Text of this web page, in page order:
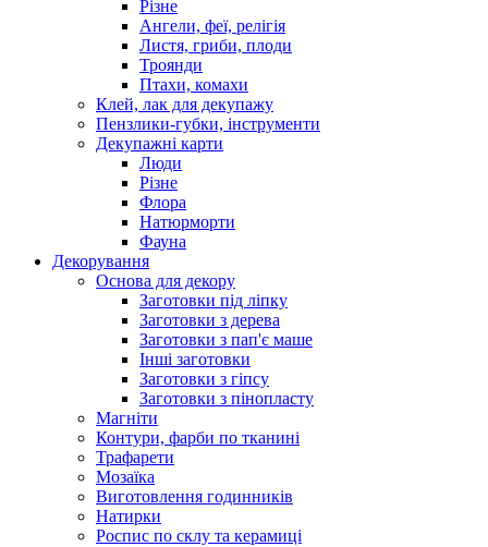
Різне
Ангели, феї, релігія
Листя, гриби, плоди
Троянди
Птахи, комахи
Клей, лак для декупажу
Пензлики-губки, інструменти
Декупажні карти
Люди
Різне
Флора
Натюрморти
Фауна
Декорування
Основа для декору
Заготовки під ліпку
Заготовки з дерева
Заготовки з пап'є маше
Інші заготовки
Заготовки з гіпсу
Заготовки з пінопласту
Магніти
Контури, фарби по тканині
Трафарети
Мозаїка
Виготовлення годинників
Натирки
Роспис по склу та керамиці